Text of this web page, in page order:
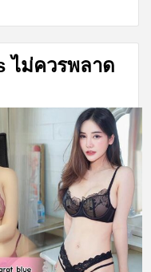
ไม่ควรพลาด